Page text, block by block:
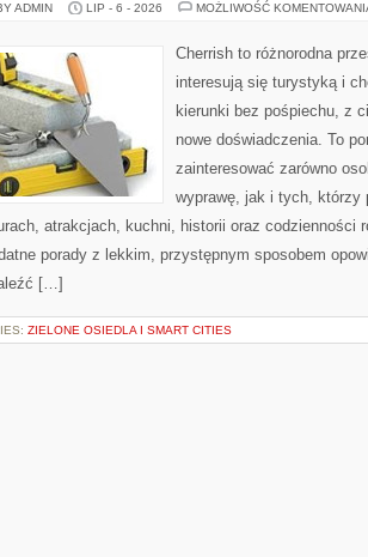
ADMIN LIP - 6 - 2026 MOŻLIWOŚĆ
Cherrish to różnorodna
interesują się turystyką i
kierunki bez pośpiechu, z
nowe doświadczenia. To
zainteresować zarówno
wyprawę, jak i tych, którzy
atrakcjach, kuchni, historii oraz codzienności
porady z lekkim, przystępnym sposobem
[…]
ZIELONE OSIEDLA I SMART CITIES